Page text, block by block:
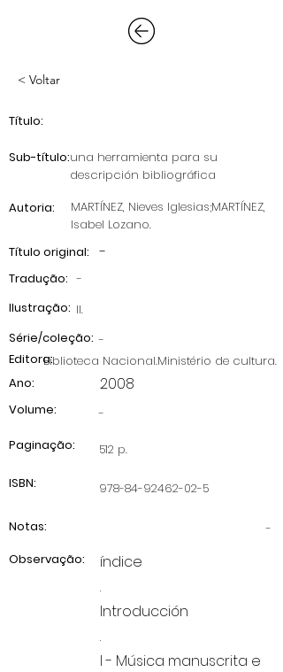
< Voltar
Título:
una herramienta para su
descripción bibliográfica
Sub-título:
Autoria:
MARTÍNEZ, Nieves Iglesias;MARTÍNEZ,
Isabel Lozano.
Título original:
-
Tradução: -
Ilustração: II.
Série/coleção: -
Biblioteca Nacional.Ministério de cultura.
Editora:
2008
Ano:
Volume:
-
Paginação:
512 p.
ISBN:
978-84-92462-02-5
-
Notas:
Observação:
índice
.
Introducción
.
I - Música manuscrita e